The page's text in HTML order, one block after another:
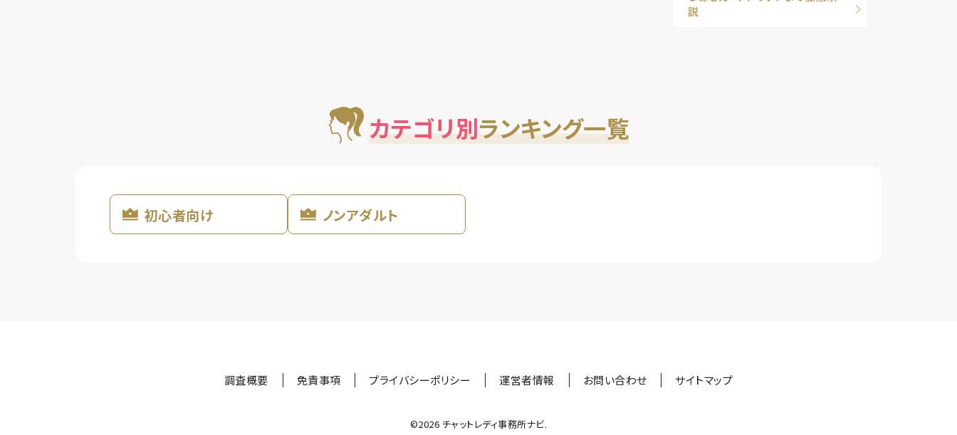
説
カテゴリ別ランキング一覧
初心者向け ノンアダルト
調査概要 免責事項 プライバシーポリシー 運営者情報 お問い合わせ サイトマップ
©︎2026 チャットレディ事務所ナビ.